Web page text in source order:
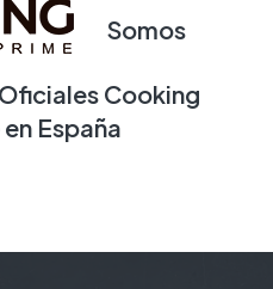
Somos
Cooking
en España